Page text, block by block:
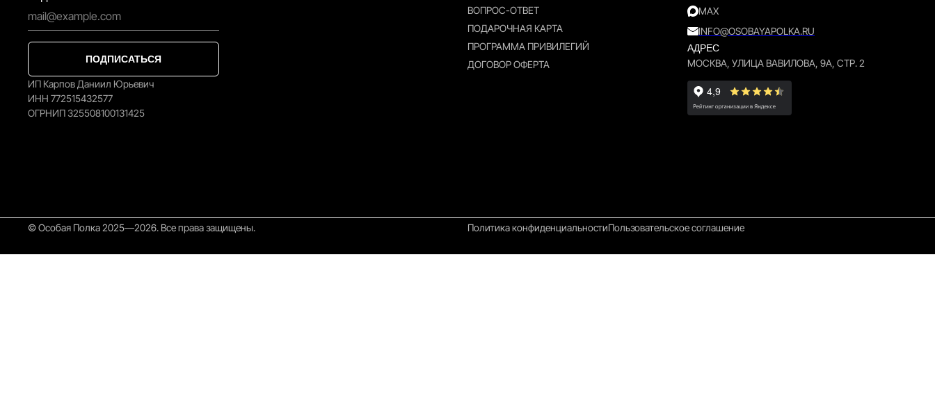
ПОДПИСАТЬСЯ
ИП Карпов Даниил Юрьевич
ИНН 772515432577
ОГРНИП 325508100131425
ВОПРОС-ОТВЕТ
ПОДАРОЧНАЯ КАРТА
ПРОГРАММА ПРИВИЛЕГИЙ
ДОГОВОР ОФЕРТА
MAX
INFO@OSOBAYAPOLKA.RU
АДРЕС
МОСКВА, УЛИЦА ВАВИЛОВА, 9А, СТР. 2
© Особая Полка 2025—2026. Все права защищены. Политика конфиденциальностиПользовательское соглашение